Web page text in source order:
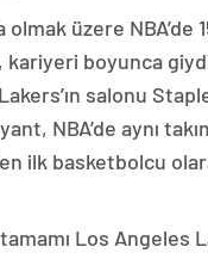
üzere NBA’de
kariyeri boyunca
salonu
NBA’de aynı
ilk basketbolcu
Los Angeles